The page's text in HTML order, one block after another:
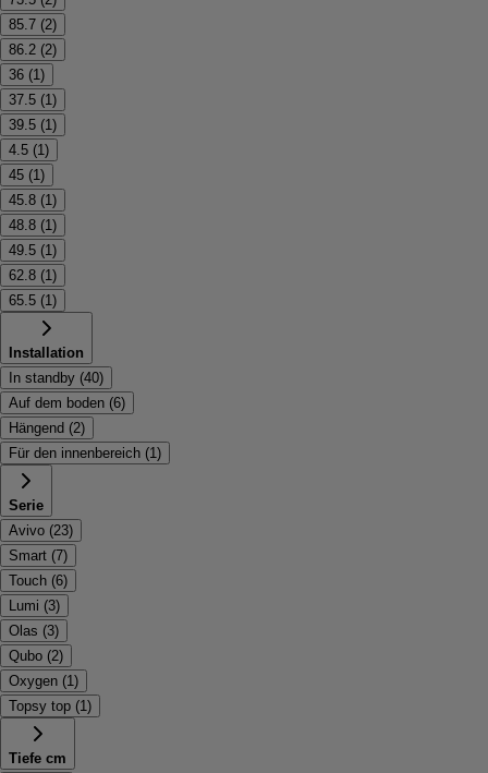
85.7 (2)
86.2 (2)
36 (1)
37.5 (1)
39.5 (1)
4.5 (1)
45 (1)
45.8 (1)
48.8 (1)
49.5 (1)
62.8 (1)
65.5 (1)
Installation
In standby (40)
Auf dem boden (6)
Hängend (2)
Für den innenbereich (1)
Serie
Avivo (23)
Smart (7)
Touch (6)
Lumi (3)
Olas (3)
Qubo (2)
Oxygen (1)
Topsy top (1)
Tiefe cm